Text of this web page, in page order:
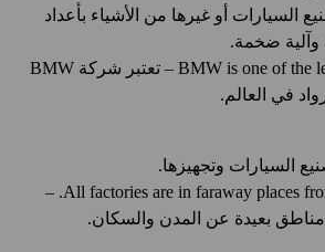
السيارات أو غيرها من الأشياء بأعداد
ضخمة.
BMW is one of the lead world manufacturer – تعتبر شركة BMW
في العالم.
السيارات وتجهيزها.
All factories are in faraway places from cities and inhabitants. –
بعيدة عن المدن والسكان.